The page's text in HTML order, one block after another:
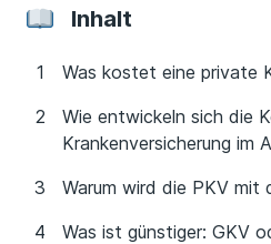
Inhalt
Was kostet eine private
Wie entwickeln sich die
Krankenversicherung im
Warum wird die PKV mit
Was ist günstiger: GKV